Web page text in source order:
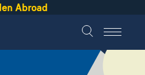
Abroad